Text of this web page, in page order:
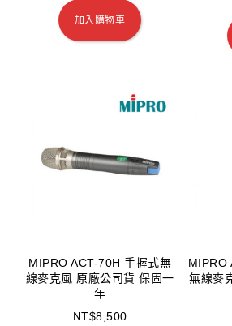
加入購物車
MIPRO ACT-70H 手握式無
線麥克風 原廠公司貨 保固一
年
NT$8,500
MIPRO
無線麥